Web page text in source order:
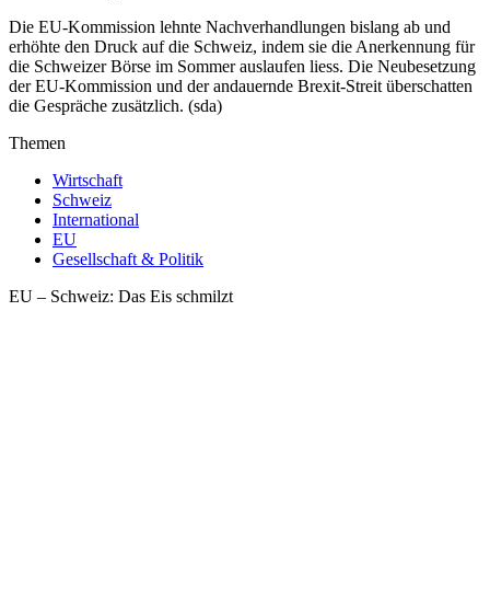
Die EU-Kommission lehnte Nachverhandlungen bislang ab und
erhöhte den Druck auf die Schweiz, indem sie die Anerkennung für
die Schweizer Börse im Sommer auslaufen liess. Die Neubesetzung
der EU-Kommission und der andauernde Brexit-Streit überschatten
die Gespräche zusätzlich. (sda)
Themen
Wirtschaft
Schweiz
International
EU
Gesellschaft & Politik
EU – Schweiz: Das Eis schmilzt